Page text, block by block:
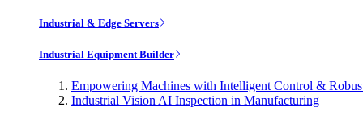
Industrial & Edge Servers
Industrial Equipment Builder
Empowering Machines with Intelligent Control &
Industrial Vision AI Inspection in Manufacturing